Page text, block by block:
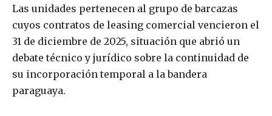
Las unidades pertenecen al grupo de barcazas
cuyos contratos de leasing comercial vencieron el
31 de diciembre de 2025, situación que abrió un
debate técnico y jurídico sobre la continuidad de
su incorporación temporal a la bandera
paraguaya.